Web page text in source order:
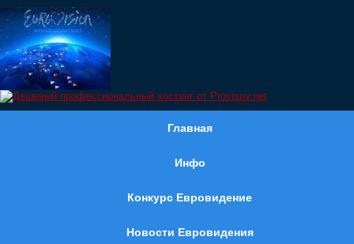
Главная
Инфо
Конкурс Евровидение
Новости Евровидения